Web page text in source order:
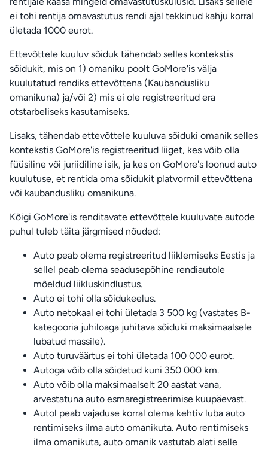
ei tohi rentija omavastutus rendi ajal tekkinud kahju korral
ületada 1000 eurot.
Ettevõttele kuuluv sõiduk tähendab selles kontekstis
sõidukit, mis on 1) omaniku poolt GoMore'is välja
kuulutatud rendiks ettevõttena (Kaubandusliku
omanikuna) ja/või 2) mis ei ole registreeritud era
otstarbeliseks kasutamiseks.
Lisaks, tähendab ettevõttele kuuluva sõiduki omanik selles
kontekstis GoMore'is registreeritud liiget, kes võib olla
füüsiline või juriidiline isik, ja kes on GoMore's loonud auto
kuulutuse, et rentida oma sõidukit platvormil ettevõttena
või kaubandusliku omanikuna.
Kõigi GoMore'is renditavate ettevõttele kuuluvate autode
puhul tuleb täita järgmised nõuded:
Auto peab olema registreeritud liiklemiseks Eestis ja
sellel peab olema seadusepõhine rendiautole
mõeldud liikluskindlustus.
Auto ei tohi olla sõidukeelus.
Auto netokaal ei tohi ületada 3 500 kg (vastates B-
kategooria juhiloaga juhitava sõiduki maksimaalsele
lubatud massile).
Auto turuväärtus ei tohi ületada 100 000 eurot.
Autoga võib olla sõidetud kuni 350 000 km.
Auto võib olla maksimaalselt 20 aastat vana,
arvestatuna auto esmaregistreerimise kuupäevast.
Autol peab vajaduse korral olema kehtiv luba auto
rentimiseks ilma auto omanikuta. Auto rentimiseks
ilma omanikuta, auto omanik vastutab alati selle